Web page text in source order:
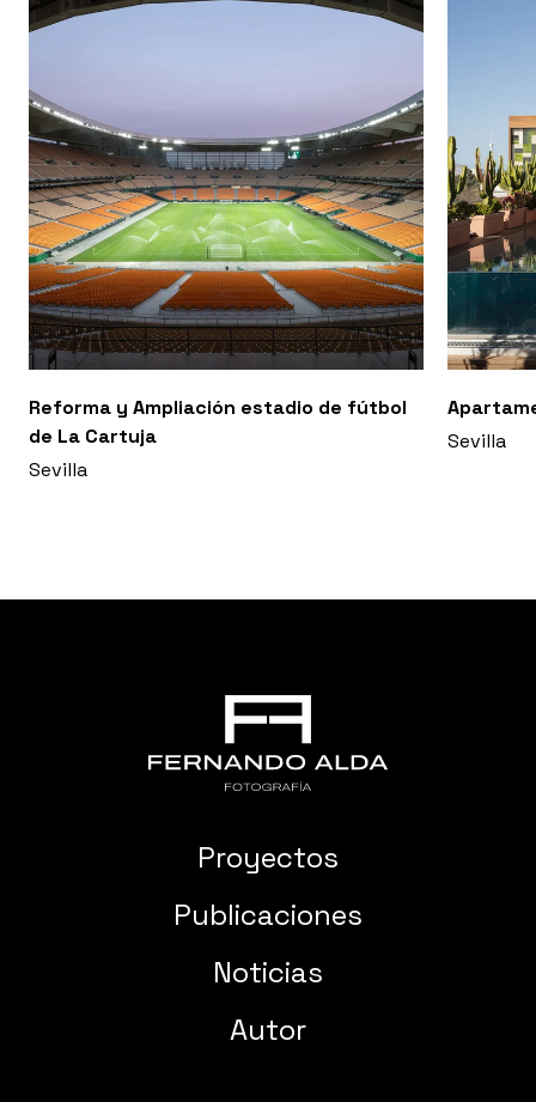
Reforma y Ampliación estadio de fútbol
de La Cartuja
Sevilla
Sevilla
Proyectos
Publicaciones
Noticias
Autor